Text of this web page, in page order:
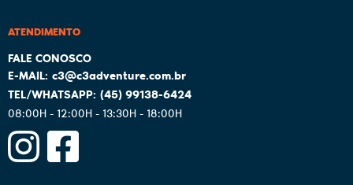
ATENDIMENTO
(45)99138-6424
08:00H - 12:00H - 13:30H - 18:00H
c3@c3adventure.com.br